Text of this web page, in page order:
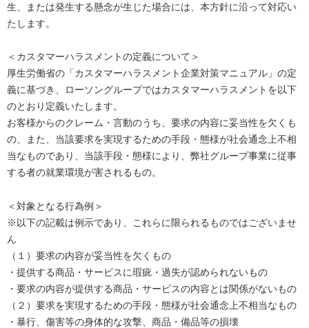
生、または発生する懸念が生じた場合には、本方針に沿って対応い
たします。
＜カスタマーハラスメントの定義について＞
厚生労働省の「カスタマーハラスメント企業対策マニュアル」の定
義に基づき、ローソングループではカスタマーハラスメントを以下
のとおり定義いたします。
お客様からのクレーム・言動のうち、要求の内容に妥当性を欠くも
の、また、当該要求を実現するための手段・態様が社会通念上不相
当なものであり、当該手段・態様により、弊社グループ事業に従事
する者の就業環境が害されるもの。
＜対象となる行為例＞
※以下の記載は例示であり、これらに限られるものではございませ
ん
（１）要求の内容が妥当性を欠くもの
・提供する商品・サービスに瑕疵・過失が認められないもの
・要求の内容が提供する商品・サービスの内容とは関係がないもの
（２）要求を実現するための手段・態様が社会通念上不相当なもの
・暴行、傷害等の身体的な攻撃、商品・備品等の損壊